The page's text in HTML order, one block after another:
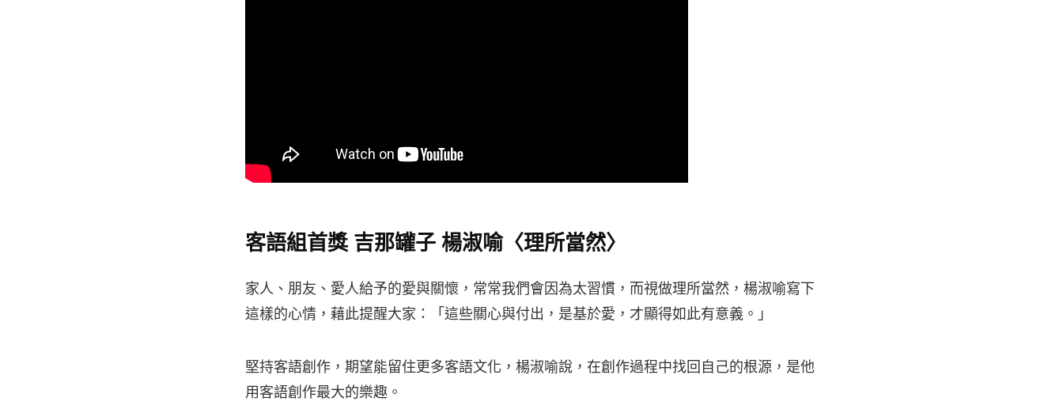
客語組首獎 吉那罐子 楊淑喻〈理所當然〉
家人、朋友、愛人給予的愛與關懷，常常我們會因為太習慣，而視做理所當然，楊淑喻寫下
這樣的心情，藉此提醒大家：「這些關心與付出，是基於愛，才顯得如此有意義。」
堅持客語創作，期望能留住更多客語文化，楊淑喻說，在創作過程中找回自己的根源，是他
用客語創作最大的樂趣。